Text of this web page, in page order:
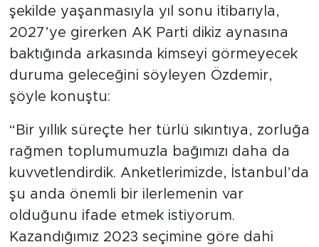
şekilde yaşanmasıyla yıl sonu itibarıyla,
2027’ye girerken AK Parti dikiz aynasına
baktığında arkasında kimseyi görmeyecek
duruma geleceğini söyleyen Özdemir,
şöyle konuştu:
“Bir yıllık süreçte her türlü sıkıntıya, zorluğa
rağmen toplumumuzla bağımızı daha da
kuvvetlendirdik. Anketlerimizde, İstanbul’da
şu anda önemli bir ilerlemenin var
olduğunu ifade etmek istiyorum.
Kazandığımız 2023 seçimine göre dahi